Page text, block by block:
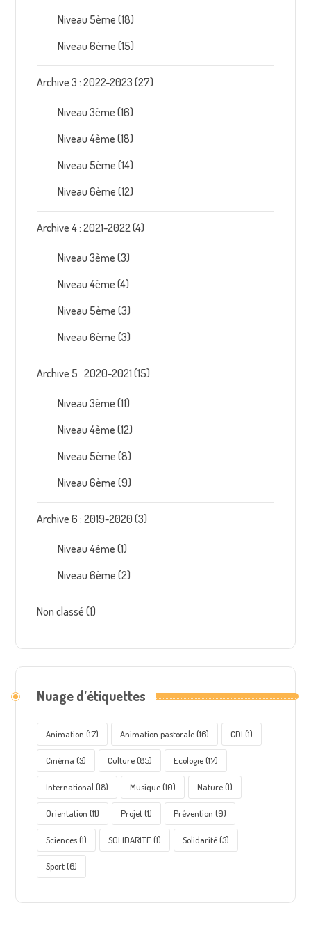
Niveau 5ème (18)
Niveau 6ème (15)
Archive 3 : 2022-2023 (27)
Niveau 3ème (16)
Niveau 4ème (18)
Niveau 5ème (14)
Niveau 6ème (12)
Archive 4 : 2021-2022(4)
Niveau 3ème (3)
Niveau 4ème (4)
Niveau 5ème (3)
Niveau 6ème (3)
Archive 5 : 2020-2021 (15)
Niveau 3ème (11)
Niveau 4ème (12)
Niveau 5ème (8)
Niveau 6ème (9)
Archive 6 : 2019-2020 (3)
Niveau 4ème (1)
Niveau 6ème (2)
Non classé (1)
Nuage d’étiquettes
Animation (17) Animation pastorale(16) CDI (1)
Cinéma (3) Culture(85) Ecologie(17)
International (18) Musique(10) Nature(1)
Orientation (11) Projet(1) Prévention (9)
Sciences(1) SOLIDARITE(1) Solidarité(3)
Sport(6)